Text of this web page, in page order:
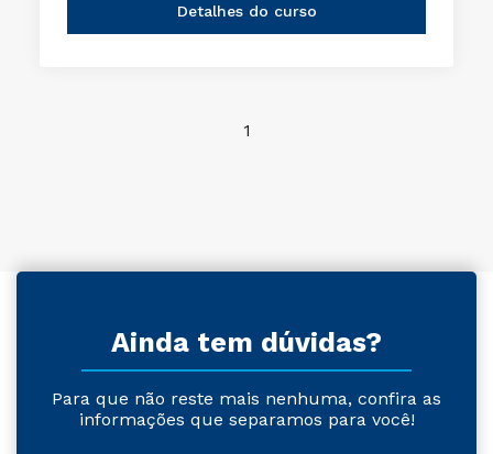
Detalhes do curso
1
Ainda tem dúvidas?
Para que não reste mais nenhuma, confira as
informações que separamos para você!